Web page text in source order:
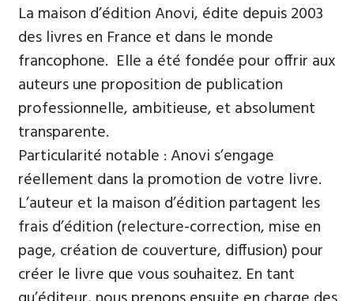
La maison d’édition Anovi, édite depuis 2003
des livres en France et dans le monde
francophone. Elle a été fondée pour offrir aux
auteurs une proposition de publication
professionnelle, ambitieuse, et absolument
transparente.
Particularité notable : Anovi s’engage
réellement dans la promotion de votre livre.
L’auteur et la maison d’édition partagent les
frais d’édition (relecture-correction, mise en
page, création de couverture, diffusion) pour
créer le livre que vous souhaitez. En tant